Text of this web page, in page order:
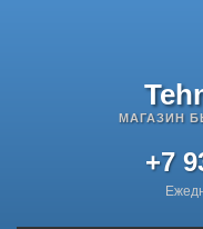
МАГАЗИН
+7